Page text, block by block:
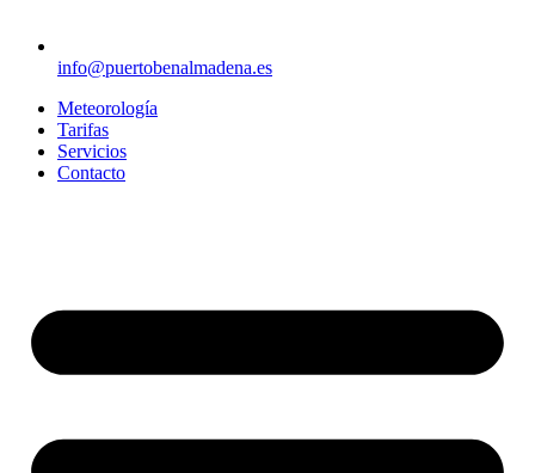
info@puertobenalmadena.es
Meteorología
Tarifas
Servicios
Contacto